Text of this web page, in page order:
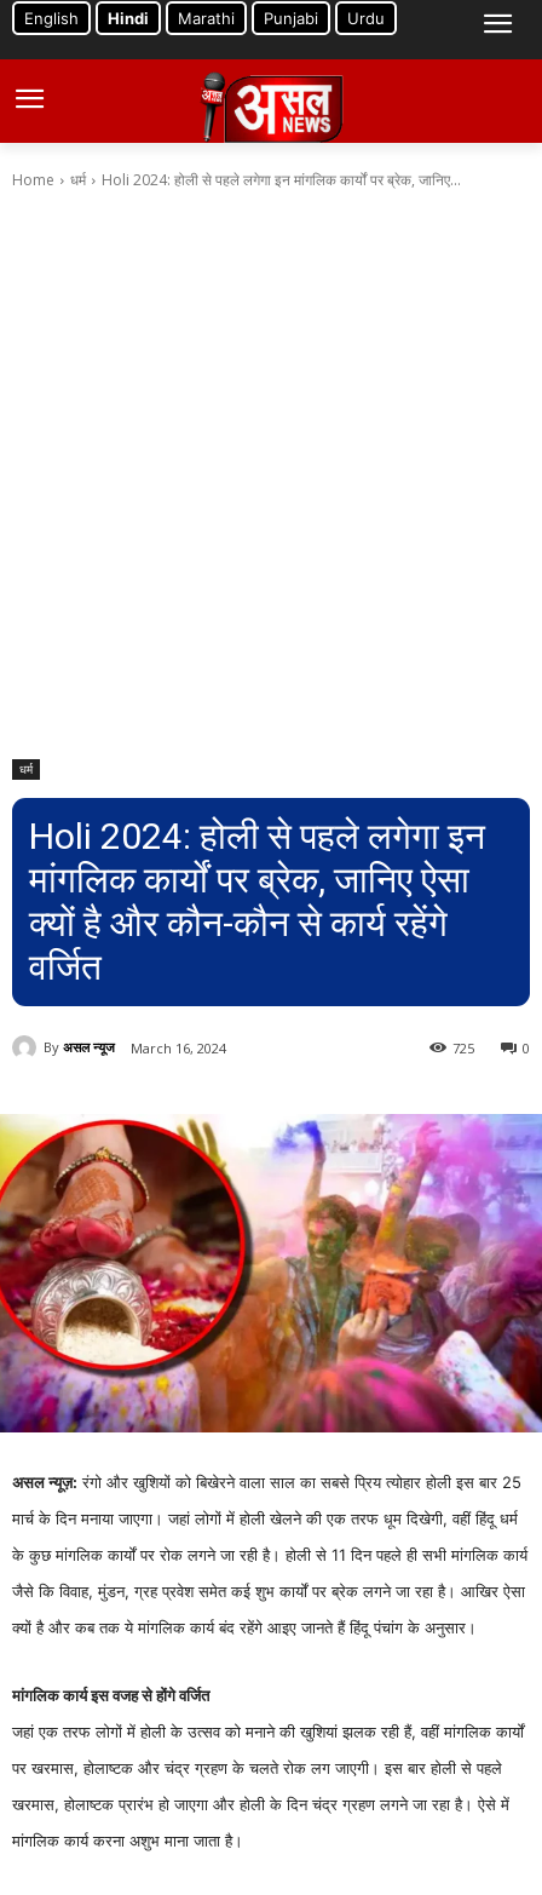
English Hindi Marathi Punjabi Urdu
Home धर्म Holi 2024: होली से पहले लगेगा इन मांगलिक कार्यों पर ब्रेक, जानिए...
धर्म
Holi 2024: होली से पहले लगेगा इन
मांगलिक कार्यों पर ब्रेक, जानिए ऐसा
क्यों है और कौन-कौन से कार्य रहेंगे
वर्जित
By असल न्यूज March 16, 2024 0
725
असल न्यूज़: रंगो और खुशियों को बिखेरने वाला साल का सबसे प्रिय त्योहार होली इस बार 25
मार्च के दिन मनाया जाएगा। जहां लोगों में होली खेलने की एक तरफ धूम दिखेगी, वहीं हिंदू धर्म
के कुछ मांगलिक कार्यों पर रोक लगने जा रही है। होली से 11 दिन पहले ही सभी मांगलिक कार्य
जैसे कि विवाह, मुंडन, ग्रह प्रवेश समेत कई शुभ कार्यों पर ब्रेक लगने जा रहा है। आखिर ऐसा
क्यों है और कब तक ये मांगलिक कार्य बंद रहेंगे आइए जानते हैं हिंदू पंचांग के अनुसार।
मांगलिक कार्य इस वजह से होंगे वर्जित
जहां एक तरफ लोगों में होली के उत्सव को मनाने की खुशियां झलक रही हैं, वहीं मांगलिक कार्यों
पर खरमास, होलाष्टक और चंद्र ग्रहण के चलते रोक लग जाएगी। इस बार होली से पहले
खरमास, होलाष्टक प्रारंभ हो जाएगा और होली के दिन चंद्र ग्रहण लगने जा रहा है। ऐसे में
मांगलिक कार्य करना अशुभ माना जाता है।